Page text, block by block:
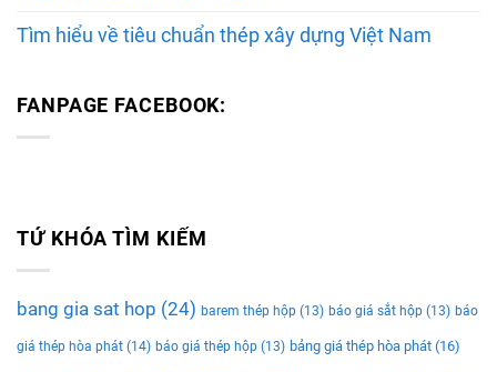
Tìm hiểu về tiêu chuẩn thép xây dựng Việt Nam
FANPAGE FACEBOOK:
TỨ KHÓA TÌM KIẾM
bang gia sat hop (24) barem thép hộp (13) báo giá sắt hộp (13) báo
giá thép hòa phát (14) báo giá thép hộp (13) bảng giá thép hòa phát (16)